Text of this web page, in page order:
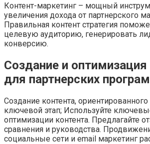
Контент-маркетинг – мощный
увеличения дохода от партнерского
Правильная контент стратегия
целевую аудиторию, генерировать
конверсию.
Создание и оптимизация
для партнерских
Создание контента,
ключевой этап; Используйте
оптимизации контента. Предлагайте
сравнения и руководства.
социальные сети и email маркетинг